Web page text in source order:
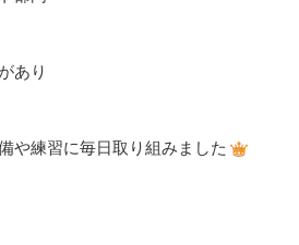
あり
や練習に毎日取り組みました